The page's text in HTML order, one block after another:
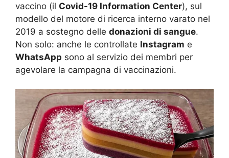
vaccino (il Covid-19 Information Center), sul
modello del motore di ricerca interno varato nel
2019 a sostegno delle donazioni di sangue.
Non solo: anche le controllate Instagram e
WhatsApp sono al servizio dei membri per
agevolare la campagna di vaccinazioni.